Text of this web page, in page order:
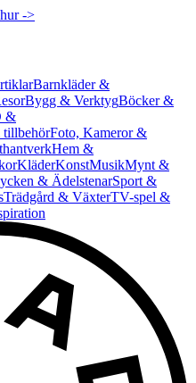
->
Barnkläder &
Bygg & VerktygBöcker &
&
tillbehörFoto, Kameror &
Hem &
KläderKonstMusikMynt &
& ÄdelstenarSport &
Trädgård & VäxterTV-spel &